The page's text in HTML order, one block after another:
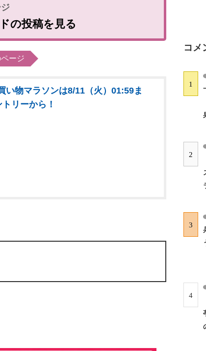
の投稿を見る
ージ
い物マラソンは8/11（火）01:59ま
リーから！
コメ
1
2
3
4